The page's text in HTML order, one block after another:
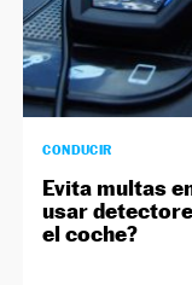
CONDUCIR
Evita multas
usar
el coche?